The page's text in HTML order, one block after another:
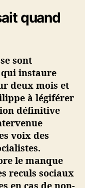
n
s
#
1
–
E
d
’
u
r
quand
sont
instaure
deux mois et
à légiférer
définitive
voix des
le manque
reculs sociaux
en cas de non-